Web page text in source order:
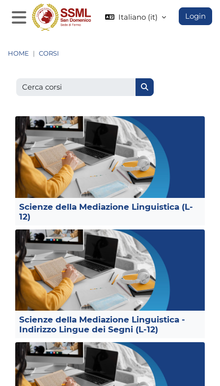
Vai al contenuto principale
Pannello laterale
Italiano ‎(it)‎ Login
HOME CORSI
Cerca corsi
Cerca corsi
Scienze della Mediazione Linguistica (L-
12)
Scienze della Mediazione Linguistica -
Indirizzo Lingue dei Segni (L-12)